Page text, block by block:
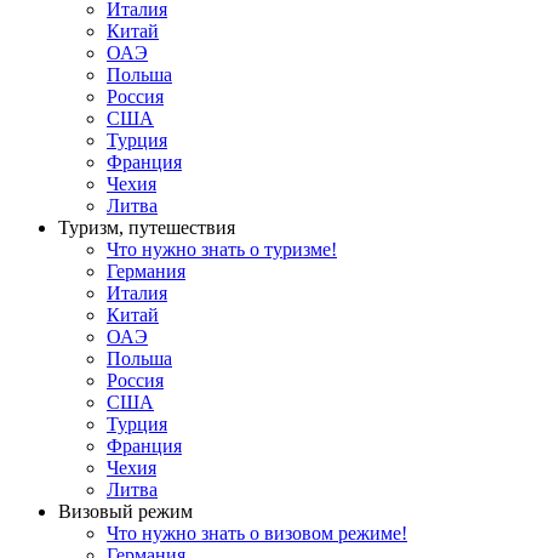
Италия
Китай
ОАЭ
Польша
Россия
США
Турция
Франция
Чехия
Литва
Туризм, путешествия
Что нужно знать о туризме!
Германия
Италия
Китай
ОАЭ
Польша
Россия
США
Турция
Франция
Чехия
Литва
Визовый режим
Что нужно знать о визовом режиме!